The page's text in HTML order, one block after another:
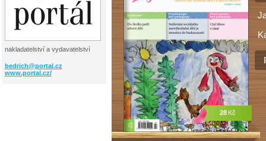
nakladatelství a vydavatelství
bedrich@portal.cz
www.portal.cz/
28 Kč